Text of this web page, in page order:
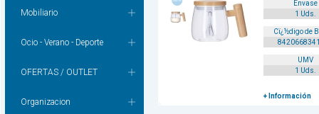
Mobiliario
Ocio - Verano - Deporte
OFERTAS / OUTLET
Organizacion
Envase
1 Uds.
Cï¿½digo de
UMV
1 Uds.
+ Información